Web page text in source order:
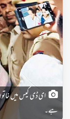
ای ڈی کیس میں
ہے۔